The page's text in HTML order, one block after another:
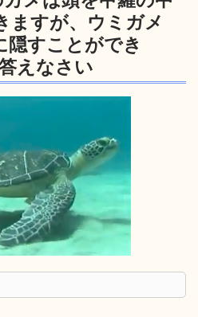
ますが、ウミガメ
隠すことができ
えなさい